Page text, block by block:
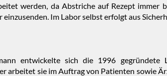
werden, da Abstriche auf Rezept
Im Labor selbst erfolgt aus
entwickelte sich die 1996 gegründete
arbeitet sie im Auftrag von Patienten sowie